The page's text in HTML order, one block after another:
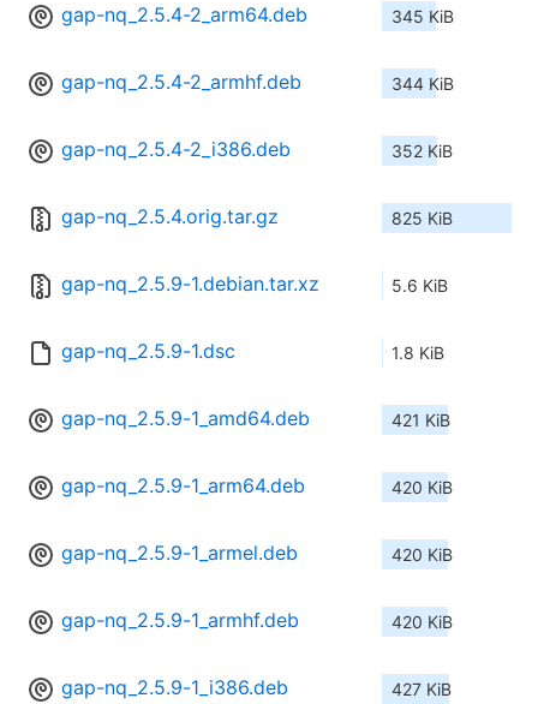
gap-nq_2.5.4-2_arm64.deb 345 KiB
gap-nq_2.5.4-2_armhf.deb 344 KiB
gap-nq_2.5.4-2_i386.deb 352 KiB
gap-nq_2.5.4.orig.tar.gz 825 KiB
gap-nq_2.5.9-1.debian.tar.xz 5.6 KiB
gap-nq_2.5.9-1.dsc 1.8 KiB
gap-nq_2.5.9-1_amd64.deb 421 KiB
gap-nq_2.5.9-1_arm64.deb 420 KiB
gap-nq_2.5.9-1_armel.deb 420 KiB
gap-nq_2.5.9-1_armhf.deb 420 KiB
gap-nq_2.5.9-1_i386.deb 427 KiB